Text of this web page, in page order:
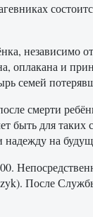
независимо
оплакана и
семей
смерти
быть для
надежду на
После